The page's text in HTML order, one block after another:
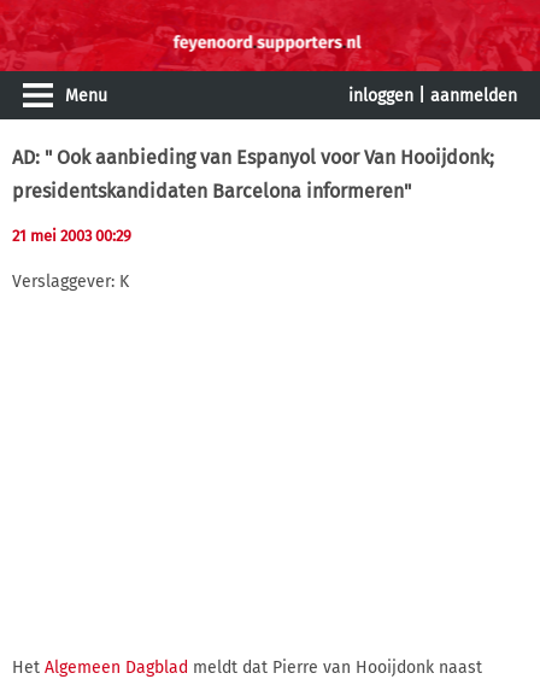
Menu inloggen aanmelden
AD: " Ook aanbieding van Espanyol voor Van Hooijdonk;
presidentskandidaten Barcelona informeren"
21 mei 2003 00:29
Verslaggever: K
Het Algemeen Dagblad meldt dat Pierre van Hooijdonk naast